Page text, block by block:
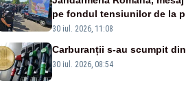
pe fondul tensiunilor de la
al fermierilor - VIDEO
30 iul. 2026, 11:08
Carburanții s-au scumpit
30 iul. 2026, 08:54